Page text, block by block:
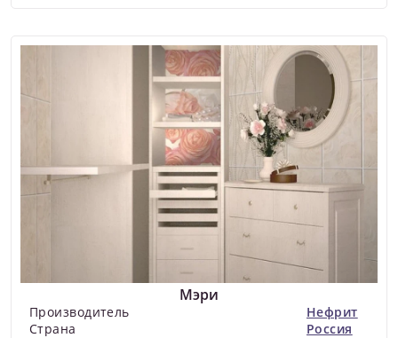
Мэри
Производитель
Нефрит
Страна
Россия